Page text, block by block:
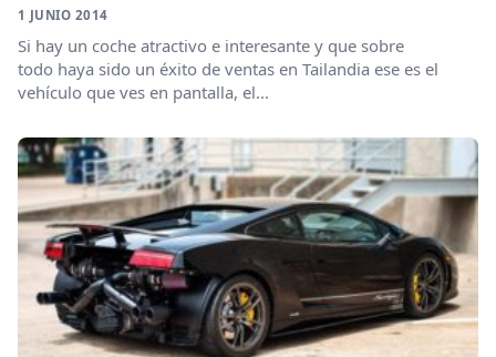
1 JUNIO 2014
Si hay un coche atractivo e interesante y que sobre
todo haya sido un éxito de ventas en Tailandia ese es el
vehículo que ves en pantalla, el...